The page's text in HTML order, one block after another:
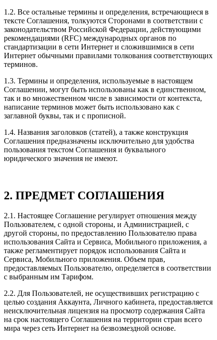
1.2. Все остальные термины и определения, встречающиеся в
тексте Соглашения, толкуются Сторонами в соответствии с
законодательством Российской Федерации, действующими
рекомендациями (RFC) международных органов по
стандартизации в сети Интернет и сложившимися в сети
Интернет обычными правилами толкования соответствующих
терминов.
1.3. Термины и определения, используемые в настоящем
Соглашении, могут быть использованы как в единственном,
так и во множественном числе в зависимости от контекста,
написание терминов может быть использовано как с
заглавной буквы, так и с прописной.
1.4. Названия заголовков (статей), а также конструкция
Соглашения предназначены исключительно для удобства
пользования текстом Соглашения и буквального
юридического значения не имеют.
2. ПРЕДМЕТ СОГЛАШЕНИЯ
2.1. Настоящее Соглашение регулирует отношения между
Пользователем, с одной стороны, и Администрацией, с
другой стороны, по предоставлению Пользователю права
использования Сайта и Сервиса, Мобильного приложения, а
также регламентирует порядок использования Сайта и
Сервиса, Мобильного приложения. Объем прав,
предоставляемых Пользователю, определяется в соответствии
с выбранным им Тарифом.
2.2. Для Пользователей, не осуществивших регистрацию с
целью создания Аккаунта, Личного кабинета, предоставляется
неисключительная лицензия на просмотр содержания Сайта
на срок настоящего Соглашения на территории стран всего
мира через сеть Интернет на безвозмездной основе.